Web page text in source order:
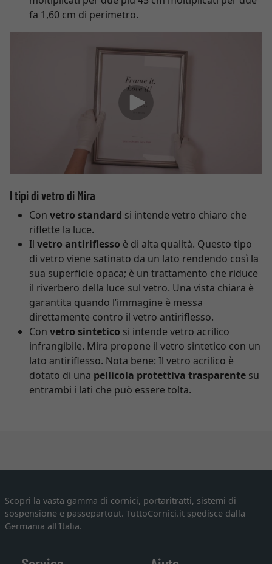
fa 1,60 cm di perimetro.
I tipi di vetro di Mira
Con vetro standard si intende vetro chiaro che
riflette la luce.
Il vetro antiriflesso è di alta qualità. Questo tipo
di vetro viene satinato da un lato rendendo così la
sua superficie opaca; è un trattamento che riduce
il riverbero della luce sul vetro. Una vista chiara è
garantita quando l’immagine è messa
direttamente contro il vetro antiriflesso.
Con vetro sintetico si intende vetro acrilico
infrangibile. Mira propone il vetro sintetico con un
lato antiriflesso. Nota bene: Il vetro acrilico è
dotato di una pellicola protettiva trasparente su
entrambi i lati che può essere tolta.
Scopri la vasta gamma di cornici, portaritratti, sistemi di
sospensione e passepartout. TuttoCornici.it spedisce dalla
Germania all'Italia.